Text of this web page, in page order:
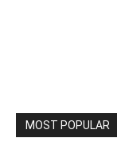
MOST POPULAR